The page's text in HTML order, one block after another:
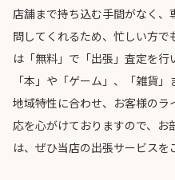
店舗まで持ち込む手間がなく
問してくれるため、忙しい方
は「無料」で「出張」査定を行
「本」や「ゲーム」、「雑貨
地域特性に合わせ、お客様の
応を心がけておりますので、
は、ぜひ当店の出張サービスを